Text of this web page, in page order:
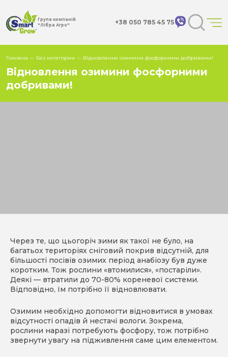
Група компаній
"Лібра Агро"
+38 050 785 45 75
Головна — Без категории — Відновлення озимини фосфорними добривами!
Відновлення озимини фосфорними
добривами!
Через те, що цьогоріч зими як такої не було, на
багатьох територіях сніговий покрив відсутній, для
більшості посівів озимих період анабіозу був дуже
коротким. Тож рослини «втомилися», «постаріли».
Деякі — втратили до 70-80% кореневої системи.
Відповідно, їм потрібно її відновлювати.
Озимим необхідно допомогти відновитися в умовах
відсутності опадів й нестачі вологи. Зокрема,
рослини наразі потребують фосфору, тож потрібно
звернути увагу на підживлення саме цим елементом.